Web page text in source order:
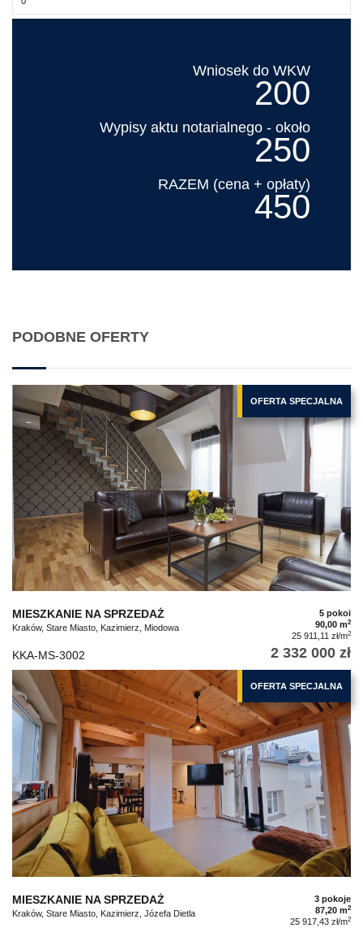
Wniosek do WKW
200
Wypisy aktu notarialnego - około
250
RAZEM (cena + opłaty)
450
PODOBNE OFERTY
OFERTA SPECJALNA
MIESZKANIE NA SPRZEDAŻ
Kraków, Stare Miasto, Kazimierz, Miodowa
5 pokoi
90,00 m2
25 911,11 zł/m2
KKA-MS-3002 2 332 000 zł
OFERTA SPECJALNA
MIESZKANIE NA SPRZEDAŻ
Kraków, Stare Miasto, Kazimierz, Józefa Dietla
3 pokoje
87,20 m2
25 917,43 zł/m2